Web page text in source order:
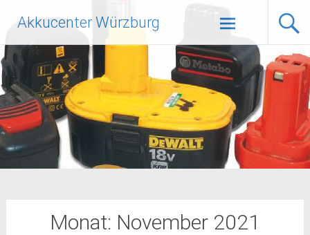
InhaltAkkucenter Würzburg
Monat: November 2021